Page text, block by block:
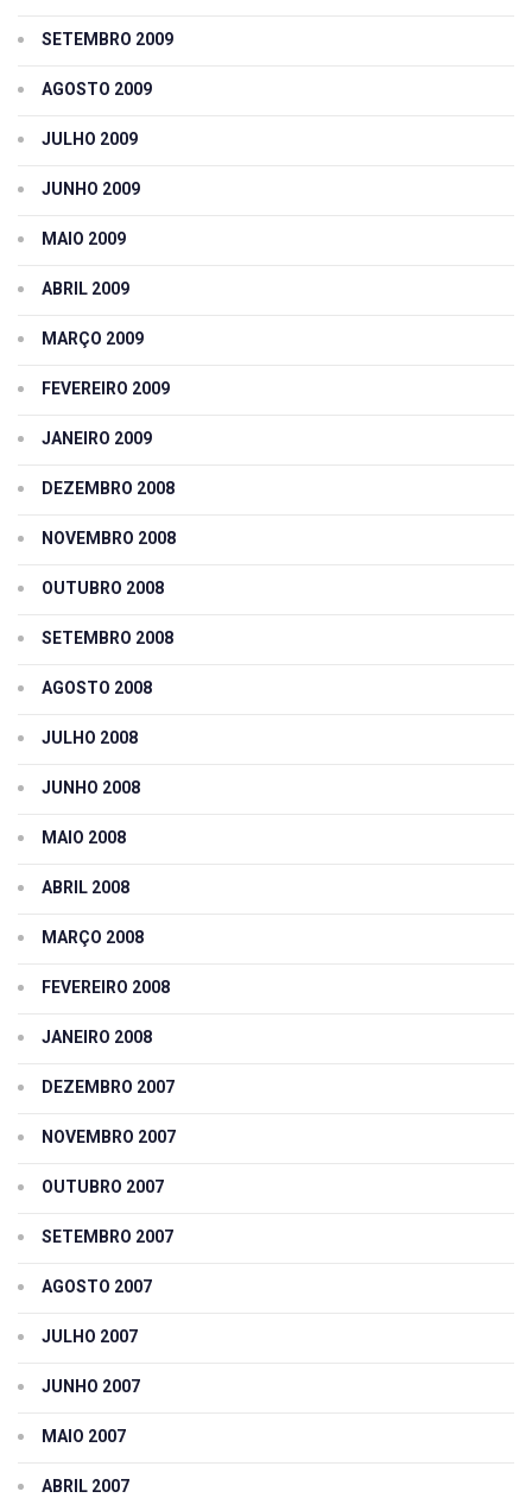
SETEMBRO 2009
AGOSTO 2009
JULHO 2009
JUNHO 2009
MAIO 2009
ABRIL 2009
MARÇO 2009
FEVEREIRO 2009
JANEIRO 2009
DEZEMBRO 2008
NOVEMBRO 2008
OUTUBRO 2008
SETEMBRO 2008
AGOSTO 2008
JULHO 2008
JUNHO 2008
MAIO 2008
ABRIL 2008
MARÇO 2008
FEVEREIRO 2008
JANEIRO 2008
DEZEMBRO 2007
NOVEMBRO 2007
OUTUBRO 2007
SETEMBRO 2007
AGOSTO 2007
JULHO 2007
JUNHO 2007
MAIO 2007
ABRIL 2007